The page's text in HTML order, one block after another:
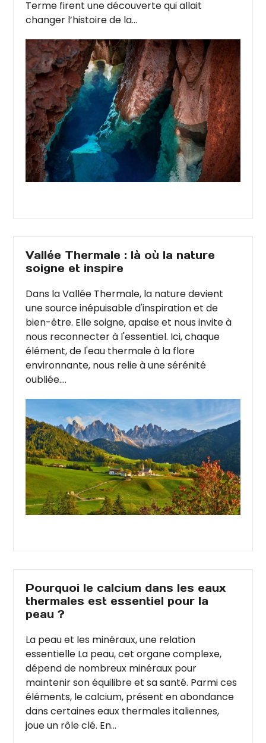
Terme firent une découverte qui allait
changer l’histoire de la...
Vallée Thermale : là où la nature
soigne et inspire
Dans la Vallée Thermale, la nature devient
une source inépuisable d'inspiration et de
bien-être. Elle soigne, apaise et nous invite à
nous reconnecter à l'essentiel. Ici, chaque
élément, de l'eau thermale à la flore
environnante, nous relie à une sérénité
oubliée....
Pourquoi le calcium dans les eaux
thermales est essentiel pour la
peau ?
La peau et les minéraux, une relation
essentielle La peau, cet organe complexe,
dépend de nombreux minéraux pour
maintenir son équilibre et sa santé. Parmi ces
éléments, le calcium, présent en abondance
dans certaines eaux thermales italiennes,
joue un rôle clé. En...